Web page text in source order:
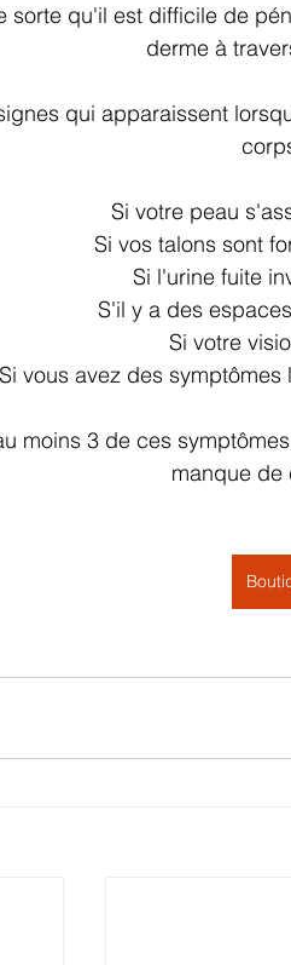
sorte qu'il est difficile de
derme à
qui apparaissent
Si votre peau
Si vos talons sont
Si l'urine fuite
S'il y a des
Si votre
Si vous avez des
moins 3 de ces
manque de